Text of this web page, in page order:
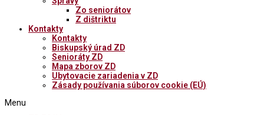
Zo seniorátov
Z dištriktu
Kontakty
Kontakty
Biskupský úrad ZD
Senioráty ZD
Mapa zborov ZD
Ubytovacie zariadenia v ZD
Zásady používania súborov cookie (EÚ)
Menu